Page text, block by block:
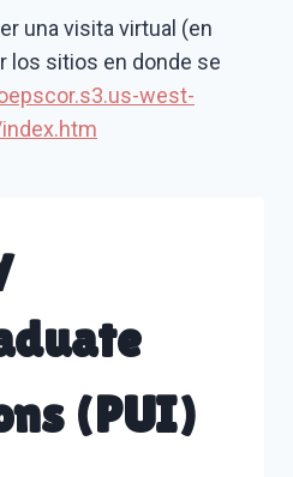
una visita virtual (en
los sitios en donde se
west-
(PUI)